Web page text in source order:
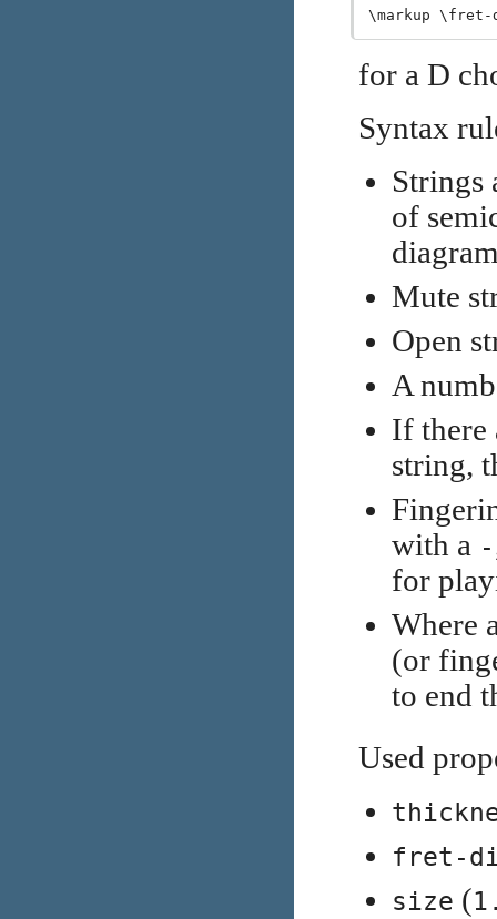
for a D
Syntax
Strings
of
Mute
Open
A
If there
string,
with a -
for
Where
(or
to end
Used
fret-
size (